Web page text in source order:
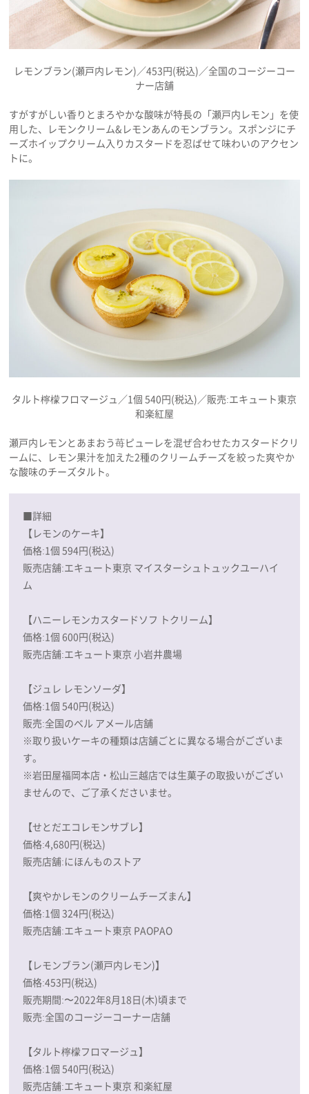
レモンブラン(瀬戸内レモン)／453円(税込)／全国のコージーコー
ナー店舗
すがすがしい香りとまろやかな酸味が特長の「瀬戸内レモン」を使
用した、レモンクリーム&レモンあんのモンブラン。スポンジにチ
ーズホイップクリーム入りカスタードを忍ばせて味わいのアクセン
トに。
タルト檸檬フロマージュ／1個 540円(税込)／販売:エキュート東京
和楽紅屋
瀬戸内レモンとあまおう苺ピューレを混ぜ合わせたカスタードクリ
ームに、レモン果汁を加えた2種のクリームチーズを絞った爽やか
な酸味のチーズタルト。
■詳細
【レモンのケーキ】
価格:1個 594円(税込)
販売店舗:エキュート東京 マイスターシュトュックユーハイ
ム
【ハニーレモンカスタードソフ トクリーム】
価格:1個 600円(税込)
販売店舗:エキュート東京 小岩井農場
【ジュレ レモンソーダ】
価格:1個 540円(税込)
販売:全国のベル アメール店舗
※取り扱いケーキの種類は店舗ごとに異なる場合がございま
す。
※岩田屋福岡本店・松山三越店では生菓子の取扱いがござい
ませんので、ご了承くださいませ。
【せとだエコレモンサブレ】
価格:4,680円(税込)
販売店舗:にほんものストア
【爽やかレモンのクリームチーズまん】
価格:1個 324円(税込)
販売店舗:エキュート東京 PAOPAO
【レモンブラン(瀬戸内レモン)】
価格:453円(税込)
販売期間:〜2022年8月18日(木)頃まで
販売:全国のコージーコーナー店舗
【タルト檸檬フロマージュ】
価格:1個 540円(税込)
販売店舗:エキュート東京 和楽紅屋